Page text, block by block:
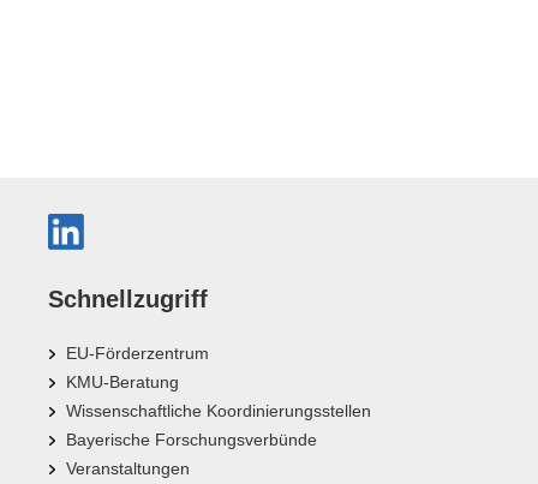
Schnellzugriff
EU-Förderzentrum
KMU-Beratung
Wissenschaftliche Koordinierungsstellen
Bayerische Forschungsverbünde
Veranstaltungen